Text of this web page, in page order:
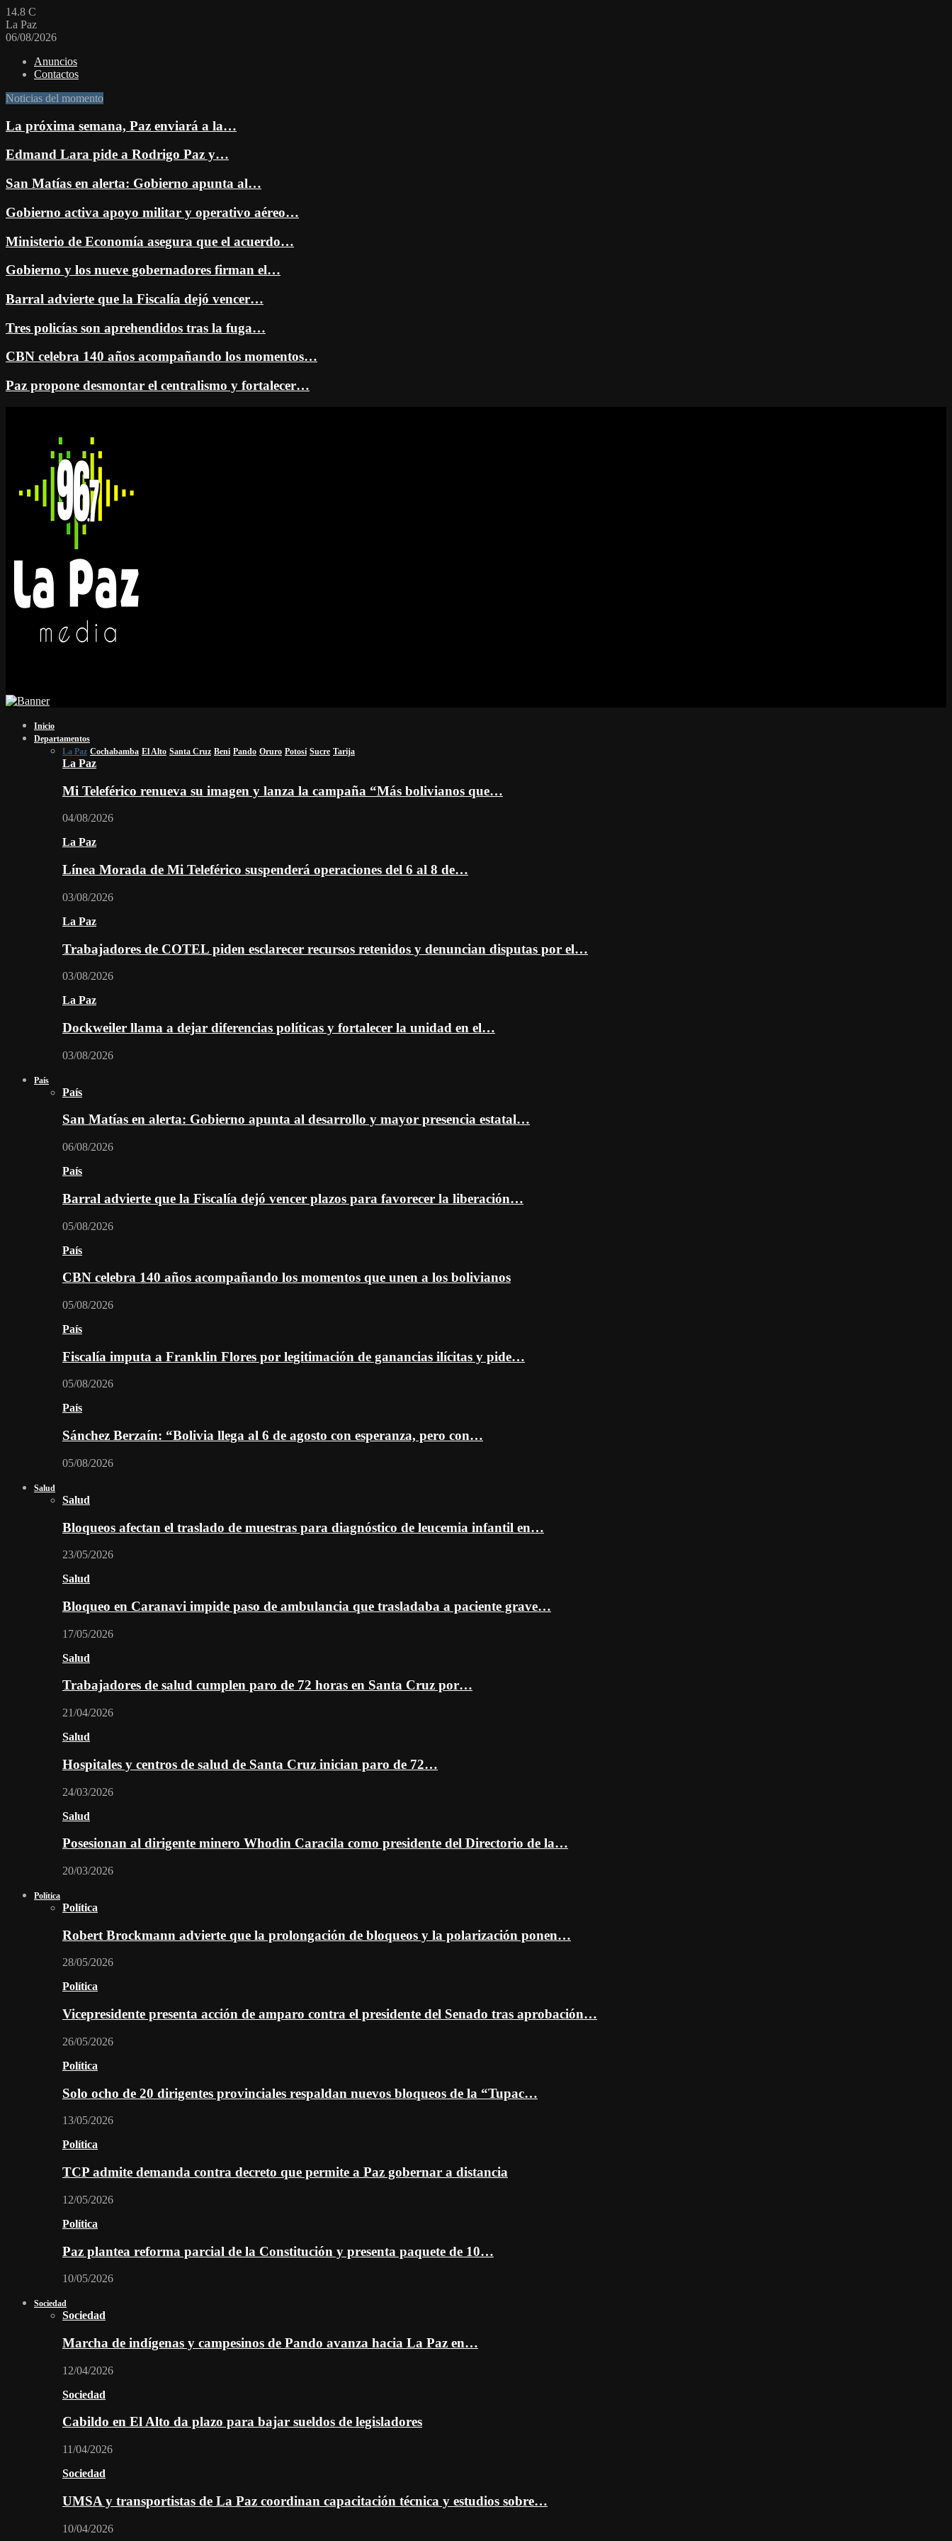
14.8 C
La Paz
06/08/2026
Anuncios
Contactos
Noticias del momento
La próxima semana, Paz enviará a la…
Edmand Lara pide a Rodrigo Paz y…
San Matías en alerta: Gobierno apunta al…
Gobierno activa apoyo militar y operativo aéreo…
Ministerio de Economía asegura que el acuerdo…
Gobierno y los nueve gobernadores firman el…
Barral advierte que la Fiscalía dejó vencer…
Tres policías son aprehendidos tras la fuga…
CBN celebra 140 años acompañando los momentos…
Paz propone desmontar el centralismo y fortalecer…
Inicio
Departamentos
La Paz Cochabamba El Alto Santa Cruz Beni Pando Oruro Potosí Sucre Tarija
La Paz
Mi Teleférico renueva su imagen y lanza la campaña “Más bolivianos que…
04/08/2026
La Paz
Línea Morada de Mi Teleférico suspenderá operaciones del 6 al 8 de…
03/08/2026
La Paz
Trabajadores de COTEL piden esclarecer recursos retenidos y denuncian disputas por el…
03/08/2026
La Paz
Dockweiler llama a dejar diferencias políticas y fortalecer la unidad en el…
03/08/2026
País
País
San Matías en alerta: Gobierno apunta al desarrollo y mayor presencia estatal…
06/08/2026
País
Barral advierte que la Fiscalía dejó vencer plazos para favorecer la liberación…
05/08/2026
País
CBN celebra 140 años acompañando los momentos que unen a los bolivianos
05/08/2026
País
Fiscalía imputa a Franklin Flores por legitimación de ganancias ilícitas y pide…
05/08/2026
País
Sánchez Berzaín: “Bolivia llega al 6 de agosto con esperanza, pero con…
05/08/2026
Salud
Salud
Bloqueos afectan el traslado de muestras para diagnóstico de leucemia infantil en…
23/05/2026
Salud
Bloqueo en Caranavi impide paso de ambulancia que trasladaba a paciente grave…
17/05/2026
Salud
Trabajadores de salud cumplen paro de 72 horas en Santa Cruz por…
21/04/2026
Salud
Hospitales y centros de salud de Santa Cruz inician paro de 72…
24/03/2026
Salud
Posesionan al dirigente minero Whodin Caracila como presidente del Directorio de la…
20/03/2026
Política
Política
Robert Brockmann advierte que la prolongación de bloqueos y la polarización ponen…
28/05/2026
Política
Vicepresidente presenta acción de amparo contra el presidente del Senado tras aprobación…
26/05/2026
Política
Solo ocho de 20 dirigentes provinciales respaldan nuevos bloqueos de la “Tupac…
13/05/2026
Política
TCP admite demanda contra decreto que permite a Paz gobernar a distancia
12/05/2026
Política
Paz plantea reforma parcial de la Constitución y presenta paquete de 10…
10/05/2026
Sociedad
Sociedad
Marcha de indígenas y campesinos de Pando avanza hacia La Paz en…
12/04/2026
Sociedad
Cabildo en El Alto da plazo para bajar sueldos de legisladores
11/04/2026
Sociedad
UMSA y transportistas de La Paz coordinan capacitación técnica y estudios sobre…
10/04/2026